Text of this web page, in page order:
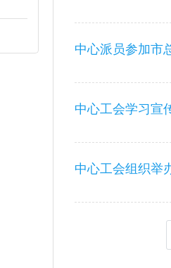
中心派员参加市
中心工会学习宣
中心工会组织举